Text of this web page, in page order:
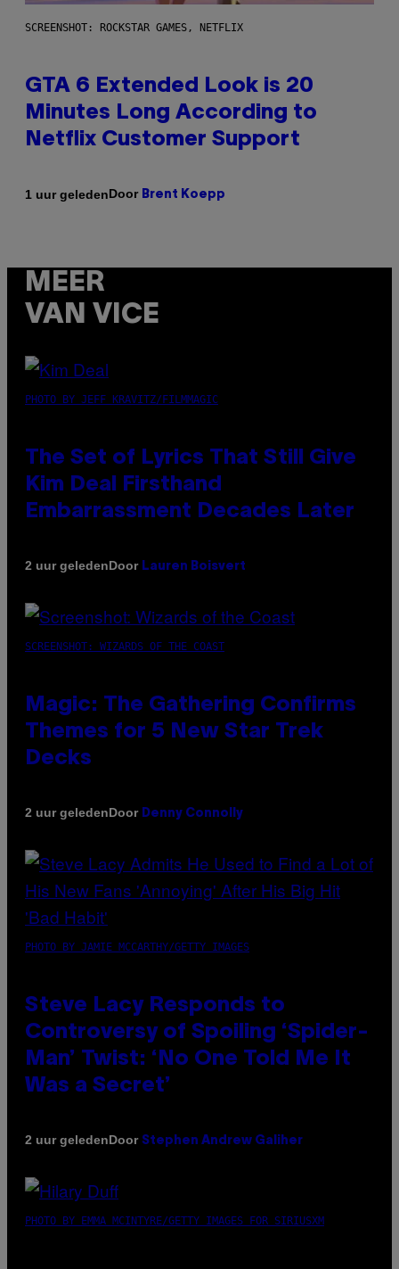
SCREENSHOT: ROCKSTAR GAMES, NETFLIX
GTA 6 Extended Look is 20
Minutes Long According to
Netflix Customer Support
1 uur geledenDoor Brent Koepp
MEER
VAN VICE
PHOTO BY JEFF KRAVITZ/FILMMAGIC
The Set of Lyrics That Still Give
Kim Deal Firsthand
Embarrassment Decades Later
2 uur geledenDoor Lauren Boisvert
SCREENSHOT: WIZARDS OF THE COAST
Magic: The Gathering Confirms
Themes for 5 New Star Trek
Decks
2 uur geledenDoor Denny Connolly
PHOTO BY JAMIE MCCARTHY/GETTY IMAGES
Steve Lacy Responds to
Controversy of Spoiling ‘Spider-
Man’ Twist: ‘No One Told Me It
Was a Secret’
2 uur geledenDoor Stephen Andrew Galiher
PHOTO BY EMMA MCINTYRE/GETTY IMAGES FOR SIRIUSXM